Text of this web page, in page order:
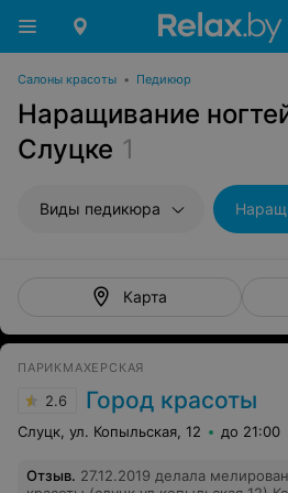
Салоны красоты • Педикюр
Наращивание
Слуцке 1
Виды педикюра
Карта
ПАРИКМАХЕРСКАЯ
2.6 Город красоты
Слуцк, ул. Копыльская, 12 до 21:00
Отзыв. 27.12.2019 делала